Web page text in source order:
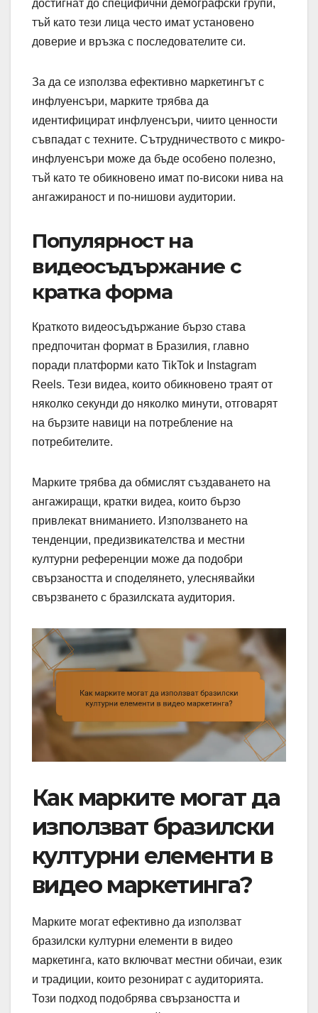
достигнат до специфични демографски групи,
тъй като тези лица често имат установено
доверие и връзка с последователите си.
За да се използва ефективно маркетингът с
инфлуенсъри, марките трябва да
идентифицират инфлуенсъри, чиито ценности
съвпадат с техните. Сътрудничеството с микро-
инфлуенсъри може да бъде особено полезно,
тъй като те обикновено имат по-високи нива на
ангажираност и по-нишови аудитории.
Популярност на
видеосъдържание с
кратка форма
Краткото видеосъдържание бързо става
предпочитан формат в Бразилия, главно
поради платформи като TikTok и Instagram
Reels. Тези видеа, които обикновено траят от
няколко секунди до няколко минути, отговарят
на бързите навици на потребление на
потребителите.
Марките трябва да обмислят създаването на
ангажиращи, кратки видеа, които бързо
привлекат вниманието. Използването на
тенденции, предизвикателства и местни
културни референции може да подобри
свързаността и споделянето, улеснявайки
свързването с бразилската аудитория.
Как марките могат да
използват бразилски
културни елементи в
видео маркетинга?
Марките могат ефективно да използват
бразилски културни елементи в видео
маркетинга, като включват местни обичаи, език
и традиции, които резонират с аудиторията.
Този подход подобрява свързаността и